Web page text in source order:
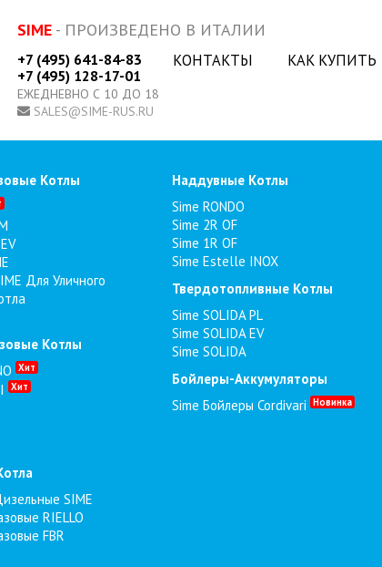
SIME- ПРОИЗВЕДЕНО В ИТАЛИИ
+7 (495) 641-84-83
+7 (495) 128-17-01
ЕЖЕДНЕВНО С 10 ДО 18
SALES@SIME-RUS.RU
КОНТАКТЫ КАК КУПИТЬ
Котлы
Для Уличного
Котлы
Хит
Хит
SIME
RIELLO
FBR
Наддувные Котлы
Sime RONDO
Sime 2R OF
Sime 1R OF
Sime Estelle INOX
Твердотопливные Котлы
Sime SOLIDA PL
Sime SOLIDA EV
Sime SOLIDA
Бойлеры-Аккумуляторы
Sime Бойлеры Cordivari Новинка